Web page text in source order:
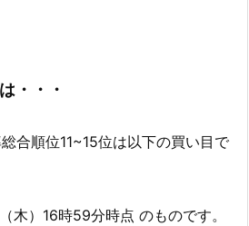
・・・
合順位11~15位は以下の買い目で
木）16時59分時点 のものです。